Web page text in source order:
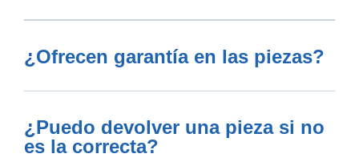
¿Ofrecen garantía en las piezas?
¿Puedo devolver una pieza si no
es la correcta?